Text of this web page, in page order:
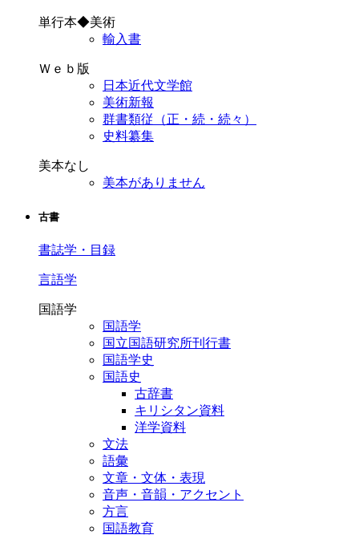
単行本◆美術
輸入書
Ｗｅｂ版
日本近代文学館
美術新報
群書類従（正・続・続々）
史料纂集
美本なし
美本がありません
古書
書誌学・目録
言語学
国語学
国語学
国立国語研究所刊行書
国語学史
国語史
古辞書
キリシタン資料
洋学資料
文法
語彙
文章・文体・表現
音声・音韻・アクセント
方言
国語教育